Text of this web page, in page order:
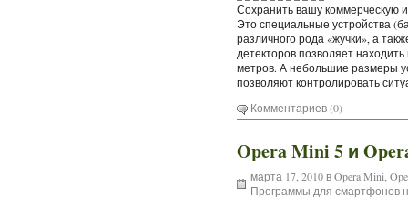
Сохранить вашу коммерческую
Это специальные устройства
различного рода «жучки», а
детекторов позволяет
метров. А небольшие размеры
позволяют контролировать
Комментариев (0)
Opera Mini 5 и
марта 17, 2010 вOpera Mini
Программы для смартфонов